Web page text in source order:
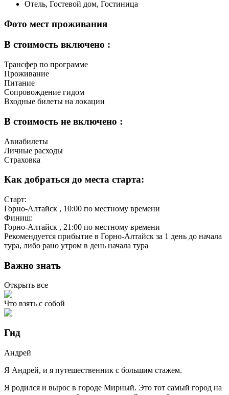
Отель, Гостевой дом, Гостиница
Фото мест проживания
В стоимость включено :
Трансфер по программе
Проживание
Питание
Сопровождение гидом
Входные билеты на локации
В стоимость не включено :
Авиабилеты
Личные расходы
Страховка
Как добраться до места старта:
Старт:
Горно-Алтайск , 10:00 по местному времени
Финиш:
Горно-Алтайск , 21:00 по местному времени
Рекомендуется прибытие в Горно-Алтайск за 1 день до начала
тура, либо рано утром в день начала тура
Важно знать
Открыть все
Что взять с собой
Гид
Андрей
Я Андрей, и я путешественник с большим стажем.
Я родился и вырос в городе Мирный. Это тот самый город на